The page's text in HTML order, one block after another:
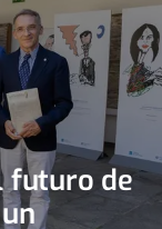
futuro de